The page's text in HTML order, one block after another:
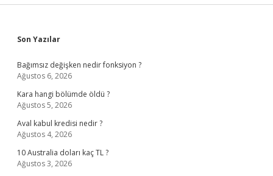
Sidebar
Son Yazılar
Bağımsız değişken nedir fonksiyon ?
Ağustos 6, 2026
Kara hangi bölümde öldü ?
Ağustos 5, 2026
Aval kabul kredisi nedir ?
Ağustos 4, 2026
10 Australia doları kaç TL ?
Ağustos 3, 2026